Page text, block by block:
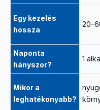
Egy kezelés
hossza
Naponta
hányszor?
1
Mikor a
leghatékonyabb?